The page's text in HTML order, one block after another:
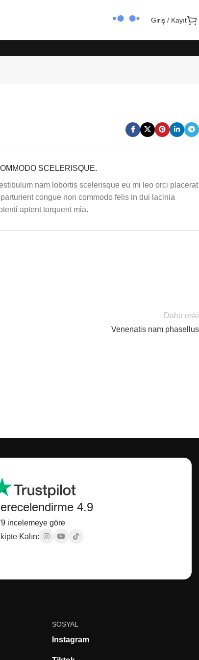
Giriş / Kayıt
SCELERISQUE.
nam lobortis scelerisque eu mi leo orci placerat
congue non commodo felis in dui lacinia
aptent torquent mia.
Daha eski
Venenatis nam phasellus
4.9
incelemeye göre
Kalın:
SOSYAL
Instagram